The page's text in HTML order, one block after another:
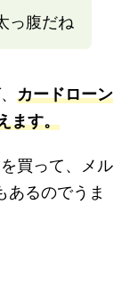
っ腹だね
カードローン
ます。
買って、メル
あるのでうま